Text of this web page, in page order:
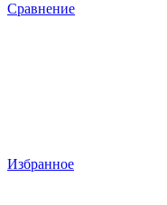
Сравнение
Избранное